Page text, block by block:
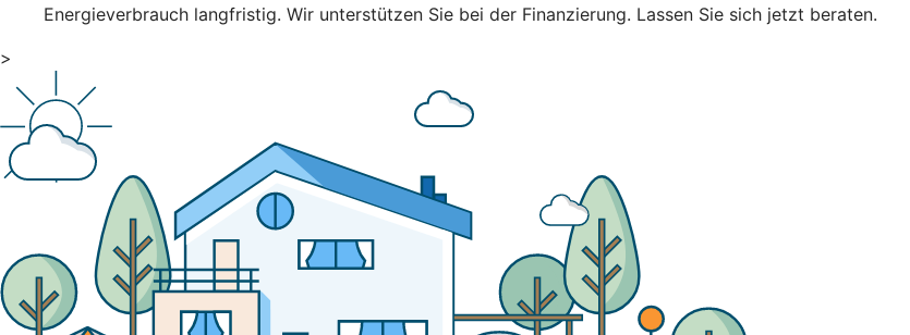
Energieverbrauch langfristig. Wir unterstützen Sie bei der Finanzierung. Lassen Sie sich jetzt beraten.
>